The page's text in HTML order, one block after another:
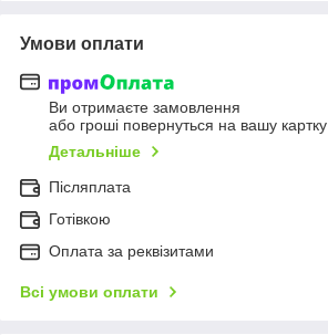
Умови оплати
Ви отримаєте замовлення
або гроші повернуться на вашу картку
Детальніше
Післяплата
Готівкою
Оплата за реквізитами
Всі умови оплати